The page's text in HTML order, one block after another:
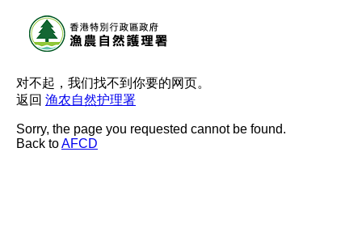
对不起，我们找不到你要的网页。
返回 渔农自然护理署
Sorry, the page you requested cannot be found.
Back toAFCD